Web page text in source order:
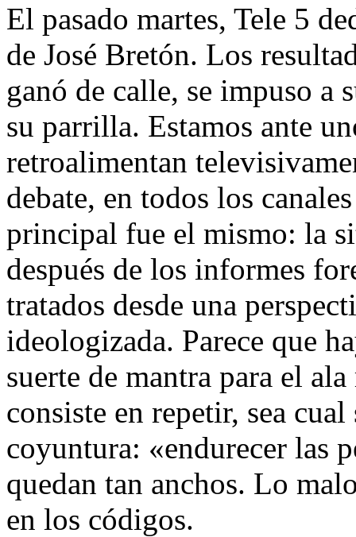
El pasado martes, Tele 5
de José Bretón. Los
ganó de calle, se impuso a
su parrilla. Estamos ante
retroalimentan
debate, en todos los
principal fue el mismo: la
después de los informes
tratados desde una
ideologizada. Parece que
suerte de mantra para el
consiste en repetir, sea
coyuntura: «endurecer las
quedan tan anchos. Lo
en los códigos.